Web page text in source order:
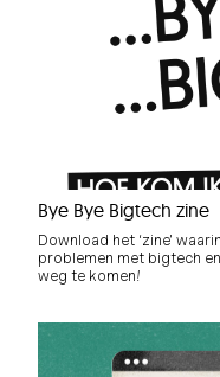
Bye Bye Bigtech zine
Download het ‘zine’
problemen met bigtech
weg te komen!